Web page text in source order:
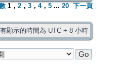
1 ， 2 ， 3 ， 4， 5 ... 20 下一頁
顯示的時間為 UTC + 8 小時